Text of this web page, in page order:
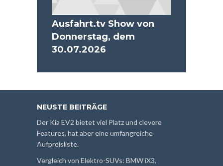
Ausfahrt.tv Show von
Donnerstag, dem
30.07.2026
NEUSTE BEITRÄGE
Der Kia EV2 bietet viel Platz und clevere
Features, hat aber eine umfangreiche
Aufpreisliste.
Vergleich von Elektro-SUVs: BMW iX3,